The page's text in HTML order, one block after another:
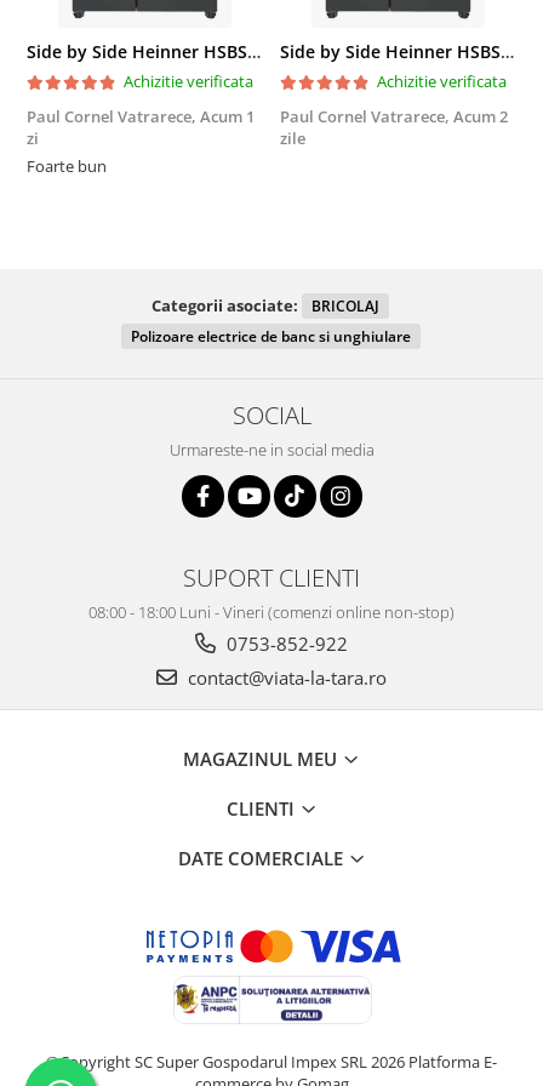
Side by Side Heinner HSBS-HM439NFINVDGWDE++, Total No Frost, Compresor Inverter, Dozator Apa, Display Touch LED, 439 L, Clasa E, Gri Antracit Texturat
Achizitie verificata
Paul Cornel Vatrarece, Acum 1
zi
Foarte bun
Side by Side Heinner HSBS-HM439NFINVDGWDE++, Total No Frost, Compresor Inverter, Dozator Apa, Display Touch LED, 439 L, Clasa E, Gri Antracit Texturat
Achizitie verificata
Paul Cornel Vatrarece, Acum 2
zile
Categorii asociate:
BRICOLAJ
Polizoare electrice de banc si unghiulare
SOCIAL
Urmareste-ne in social media
SUPORT CLIENTI
08:00 - 18:00 Luni - Vineri (comenzi online non-stop)
0753-852-922
contact@viata-la-tara.ro
MAGAZINUL MEU
CLIENTI
DATE COMERCIALE
©Copyright SC Super Gospodarul Impex SRL 2026 Platforma E-